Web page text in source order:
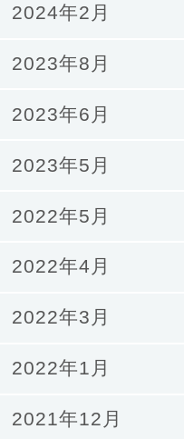
2024年2月
2023年8月
2023年6月
2023年5月
2022年5月
2022年4月
2022年3月
2022年1月
2021年12月